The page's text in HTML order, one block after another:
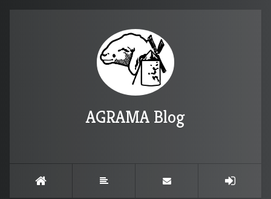
AGRAMA Blog